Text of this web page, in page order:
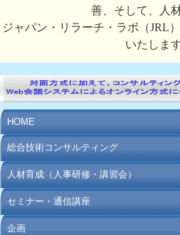
善、そして、人
ジャパン・リラーチ・ラボ（JRL
いたします
HOME
総合技術コンサルティング
人材育成（人事研修・講習会）
セミナー・通信講座
企画